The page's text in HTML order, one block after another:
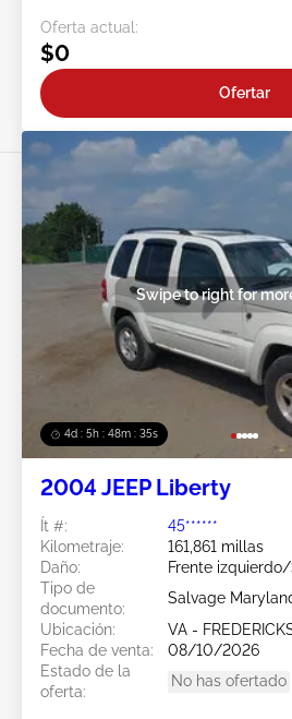
Oferta actual:
$0
Ofertar
4d : 5h : 48m : 32s
Swipe to right for
2004 JEEP Liberty
Ít #:
45******
Kilometraje:
161,861 millas
Daño:
Frente
Tipo de
documento:
Salvage
Ubicación:
VA -
Fecha de venta:
08/10/2026
Estado de la
oferta:
No has ofertado